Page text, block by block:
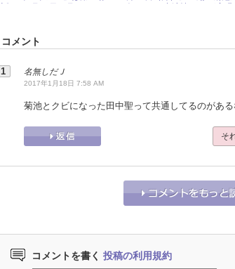
コメント
名無しだＪ
2017年1月18日 7:58 AM
菊池とクビになった田中聖って共通してるのがある
そ
コメントを書く 投稿の利用規約